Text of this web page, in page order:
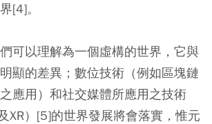
[4]。
可以理解為一個虛構的世界，它與
顯的差異；數位技術（例如區塊鏈
應用）和社交媒體所應用之技術
及XR）[5]的世界發展將會落實，惟元